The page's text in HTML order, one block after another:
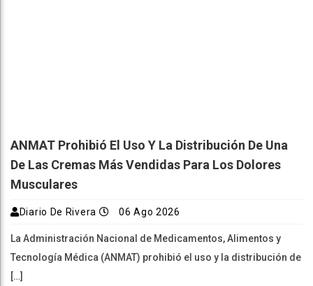
ANMAT Prohibió El Uso Y La Distribución De Una
De Las Cremas Más Vendidas Para Los Dolores
Musculares
Diario De Rivera 06 Ago 2026
La Administración Nacional de Medicamentos, Alimentos y
Tecnología Médica (ANMAT) prohibió el uso y la distribución de
[…]